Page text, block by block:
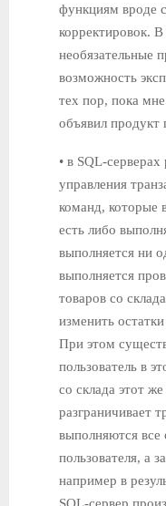
функциям вроде
корректировок. В
необязательные
возможность
тех пор, пока
объявил продукт
• в SQL-
управления
команд, которые
есть либо
выполняется ни
выполняется
товаров со
изменить
При этом
пользователь в
со склада этот
разграничивает
выполняются все
пользователя, а
например в
SQL-сервер